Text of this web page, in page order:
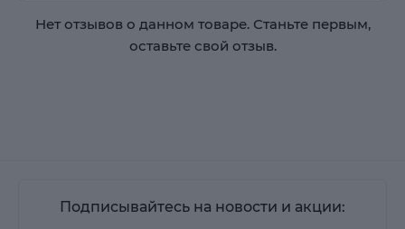
Нет отзывов о данном товаре. Станьте первым,
оставьте свой отзыв.
Подписывайтесь на новости и акции: